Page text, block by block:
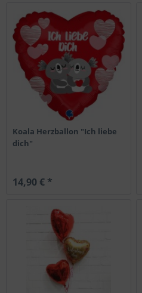
Koala Herzballon "Ich liebe
dich"
14,90 € *